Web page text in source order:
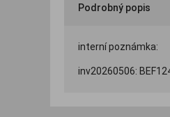
Podrobný popis
interní poznámka:
inv20260506: